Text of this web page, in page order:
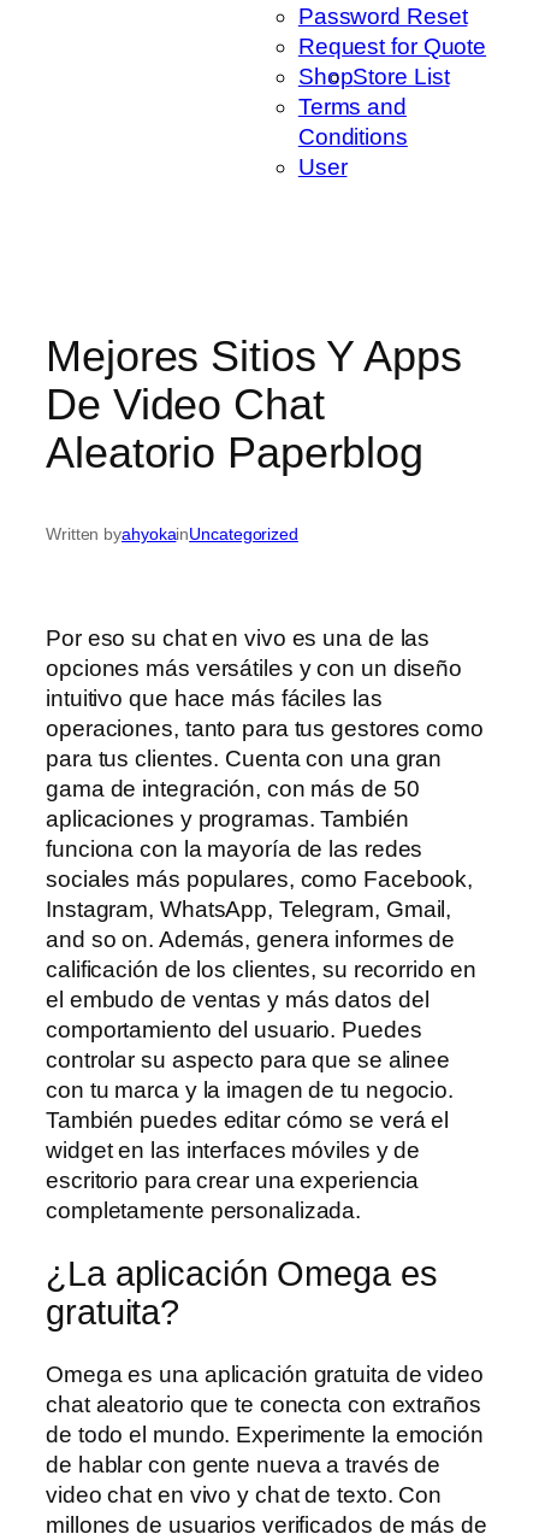
Password Reset
Request for Quote
ShopStore List
Terms and
Conditions
User
Mejores Sitios Y Apps
De Video Chat
Aleatorio Paperblog
Written byahyokainUncategorized
Por eso su chat en vivo es una de las
opciones más versátiles y con un diseño
intuitivo que hace más fáciles las
operaciones, tanto para tus gestores como
para tus clientes. Cuenta con una gran
gama de integración, con más de 50
aplicaciones y programas. También
funciona con la mayoría de las redes
sociales más populares, como Facebook,
Instagram, WhatsApp, Telegram, Gmail,
and so on. Además, genera informes de
calificación de los clientes, su recorrido en
el embudo de ventas y más datos del
comportamiento del usuario. Puedes
controlar su aspecto para que se alinee
con tu marca y la imagen de tu negocio.
También puedes editar cómo se verá el
widget en las interfaces móviles y de
escritorio para crear una experiencia
completamente personalizada.
¿La aplicación Omega es
gratuita?
Omega es una aplicación gratuita de video
chat aleatorio que te conecta con extraños
de todo el mundo. Experimente la emoción
de hablar con gente nueva a través de
video chat en vivo y chat de texto. Con
millones de usuarios verificados de más de